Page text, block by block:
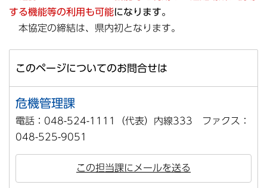
する機能等の利用も可能になります。
本協定の締結は、県内初となります。
このページについてのお問合せは
危機管理課
電話：048-524-1111（代表）内線333 ファクス：
048-525-9051
この担当課にメールを送る